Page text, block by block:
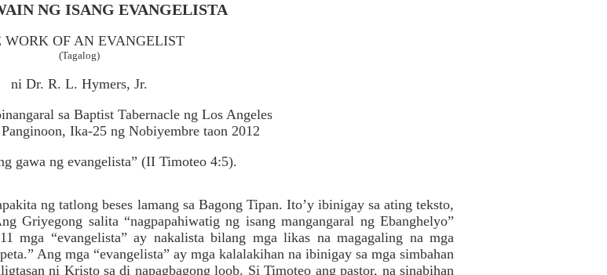
NG ISANG EVANGELISTA
WORK OF AN EVANGELIST
(Tagalog)
ni Dr. R. L. Hymers, Jr.
sa Baptist Tabernacle ng Los Angeles
Ika-25 ng Nobiyembre taon 2012
gawa ng evangelista” (II Timoteo 4:5).
ng tatlong beses lamang sa Bagong Tipan. Ito’y ibinigay sa ating teksto,
Griyegong salita “nagpapahiwatig ng isang mangangaral ng Ebanghelyo”
mga “evangelista” ay nakalista bilang mga likas na magagaling na mga
Ang mga “evangelista” ay mga kalalakihan na ibinigay sa mga simbahan
ni Kristo sa di napagbagong loob. Si Timoteo ang pastor, na sinabihan